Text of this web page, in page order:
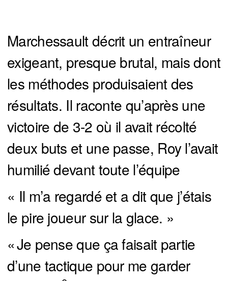
Marchessault décrit un entraîneur
exigeant, presque brutal, mais dont
les méthodes produisaient des
résultats. Il raconte qu’après une
victoire de 3-2 où il avait récolté
deux buts et une passe, Roy l’avait
humilié devant toute l’équipe
« Il m’a regardé et a dit que j’étais
le pire joueur sur la glace. »
« Je pense que ça faisait partie
d’une tactique pour me garder